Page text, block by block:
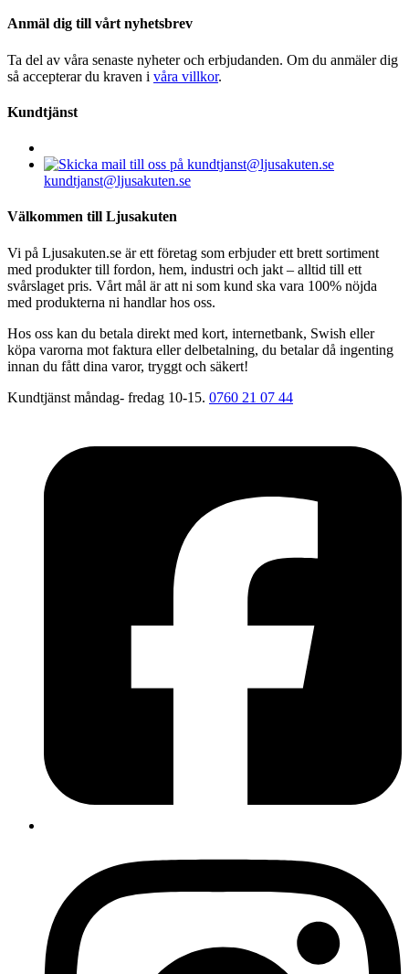
Anmäl dig till vårt nyhetsbrev
Ta del av våra senaste nyheter och erbjudanden. Om du anmäler dig
så accepterar du kraven i våra villkor.
Kundtjänst
kundtjanst@ljusakuten.se
Välkommen till Ljusakuten
Vi på Ljusakuten.se är ett företag som erbjuder ett brett sortiment
med produkter till fordon, hem, industri och jakt – alltid till ett
svårslaget pris. Vårt mål är att ni som kund ska vara 100% nöjda
med produkterna ni handlar hos oss.
Hos oss kan du betala direkt med kort, internetbank, Swish eller
köpa varorna mot faktura eller delbetalning, du betalar då ingenting
innan du fått dina varor, tryggt och säkert!
Kundtjänst måndag- fredag 10-15. 0760 21 07 44